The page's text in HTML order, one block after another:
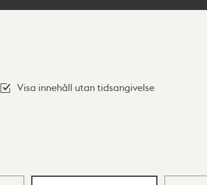
Visa innehåll utan tidsangivelse